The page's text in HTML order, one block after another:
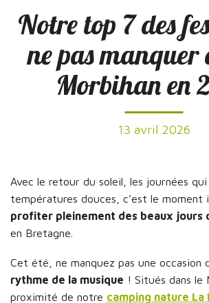
Notre top 7 des
ne pas manquer
Morbihan en
13 avril 2026
Avec le retour du soleil, les journées
températures douces, c’est le moment
profiter pleinement des beaux jours
en Bretagne.
Cet été, ne manquez pas une occasion
rythme de la musique ! Situés dans le
proximité de notre camping nature La